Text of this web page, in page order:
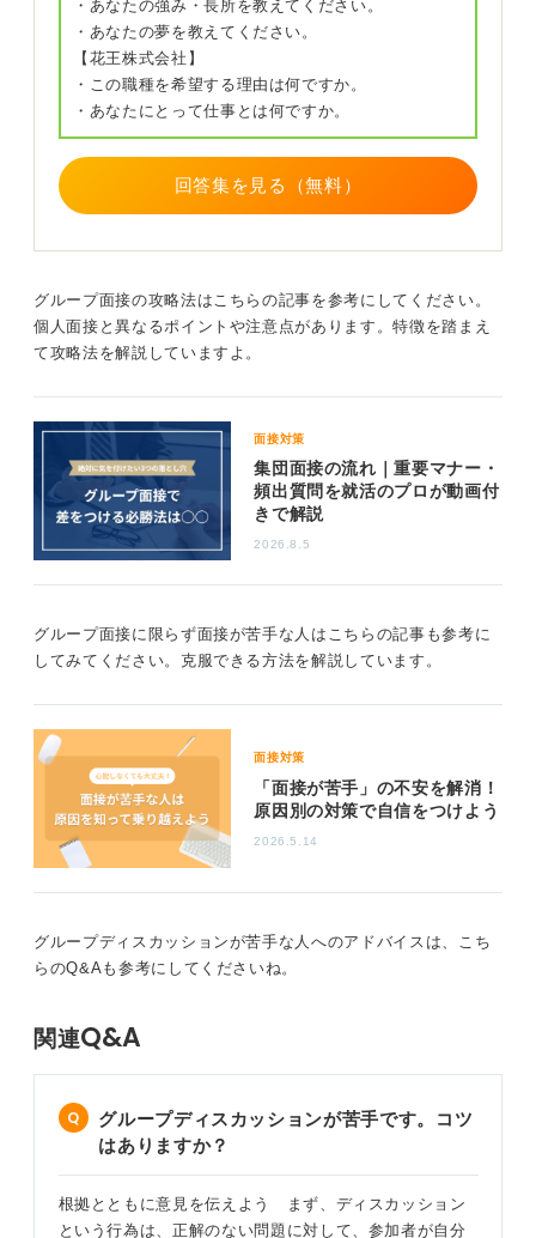
集団面接が他の学生と選考を争う場ではなく、自分自身
をわかってもらう場だと考えて「伝えるべきことをとに
かく伝えよう」といった気持ちで肩の力を抜いて臨むと
良いでしょう。
6
・あなたの強み・長所を教えてください。
・あなたの夢を教えてください。
【花王株式会社】
・この職種を希望する理由は何ですか。
・あなたにとって仕事とは何ですか。
回答集を見る（無料）
グループ面接の攻略法はこちらの記事を参考にしてください。
個人面接と異なるポイントや注意点があります。特徴を踏まえ
て攻略法を解説していますよ。
面接対策
集団面接の流れ｜重要マナー・
頻出質問を就活のプロが動画付
きで解説
2026.8.5
グループ面接に限らず面接が苦手な人はこちらの記事も参考に
してみてください。克服できる方法を解説しています。
面接対策
「面接が苦手」の不安を解消！
原因別の対策で自信をつけよう
2026.5.14
グループディスカッションが苦手な人へのアドバイスは、こち
らのQ&Aも参考にしてくださいね。
関連Q&A
グループディスカッションが苦手です。コツ
はありますか？
根拠とともに意見を伝えよう まず、ディスカッション
という行為は、正解のない問題に対して、参加者が自分